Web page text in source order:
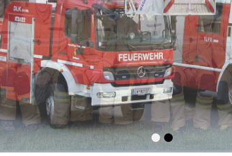
••